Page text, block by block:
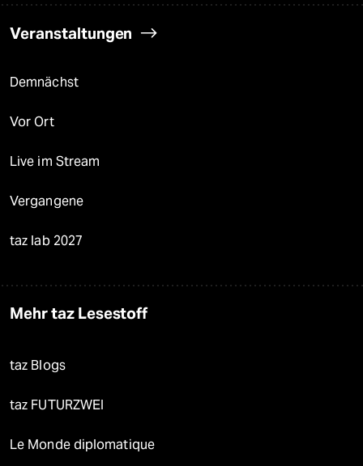
Veranstaltungen
Demnächst
Vor Ort
Live im Stream
Vergangene
taz lab 2027
Mehr taz Lesestoff
taz Blogs
taz FUTURZWEI
Le Monde diplomatique